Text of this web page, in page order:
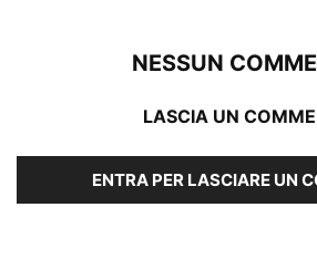
NESSUN
LASCIA UN
ENTRA PER LASCIARE UN